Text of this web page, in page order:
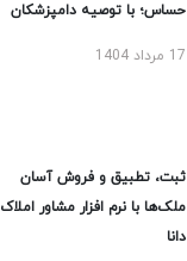
حساس؛ با توصیه دامپزشکان
17 مرداد 1404
ثبت، تطبیق و فروش آسان
ملک‌ها با نرم افزار مشاور املاک
دانا